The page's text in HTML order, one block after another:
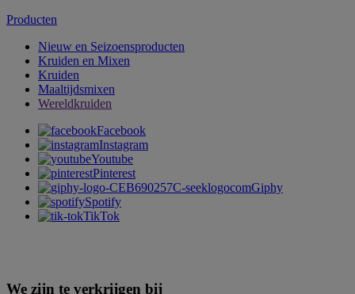
Producten
Nieuw en Seizoensproducten
Kruiden en Mixen
Kruiden
Maaltijdsmixen
Wereldkruiden
Facebook
Instagram
Youtube
Pinterest
Giphy
Spotify
TikTok
We zijn te verkrijgen bij